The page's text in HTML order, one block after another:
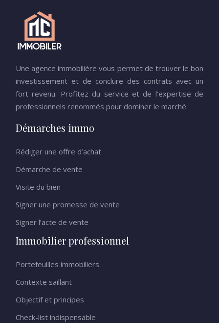
Une agence immobilière vous permet de trouver le bon
investissement et de conclure des contrats avec un
fort revenu. Profitez du service et de l’expertise de
professionnels renommés pour dominer le marché.
Démarches immo
Rédiger une offre d’achat
Démarche de vente
Visite du bien
Signer une promesse de vente
Signer l’acte de vente
Immobilier professionnel
Portefeuilles immobiliers
Contexte saillant
Objectif et principes
Check-list indispensable